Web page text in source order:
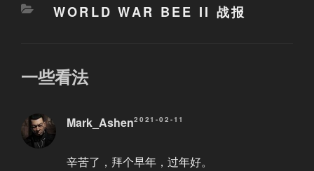
分
WORLD WAR BEE II 战报
一些看法
Mark_Ashen2021-02-11
辛苦了，拜个早年，过年好。